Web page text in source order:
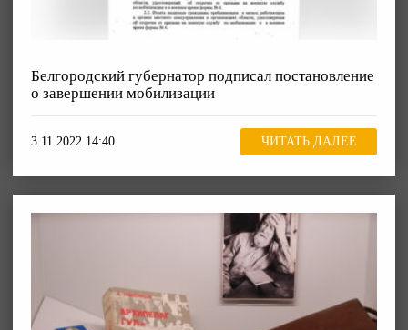
Белгородский губернатор подписал постановление
о завершении мобилизации
3.11.2022 14:40 ЧИТАТЬ ДАЛЕЕ